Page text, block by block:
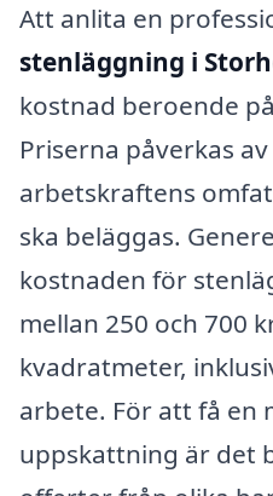
Att anlita en
stenläggning i
kostnad beroende
Priserna påverkas
arbetskraftens
ska beläggas.
kostnaden för
mellan 250 och 700
kvadratmeter,
arbete. För att få en
uppskattning är det